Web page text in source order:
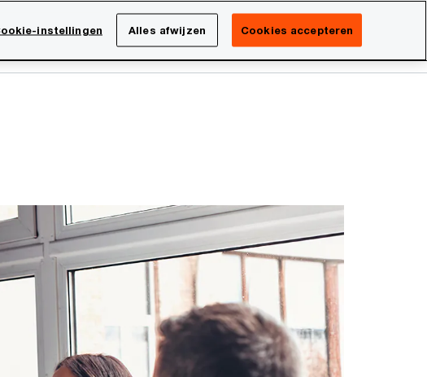
Over PwC
Netherlands
Search
instellingen Alles afwijzen Cookies accepteren